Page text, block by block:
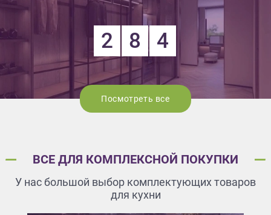
2 8 4
Посмотреть все
ВСЕ ДЛЯ КОМПЛЕКСНОЙ ПОКУПКИ
У нас большой выбор комплектующих товаров
для кухни